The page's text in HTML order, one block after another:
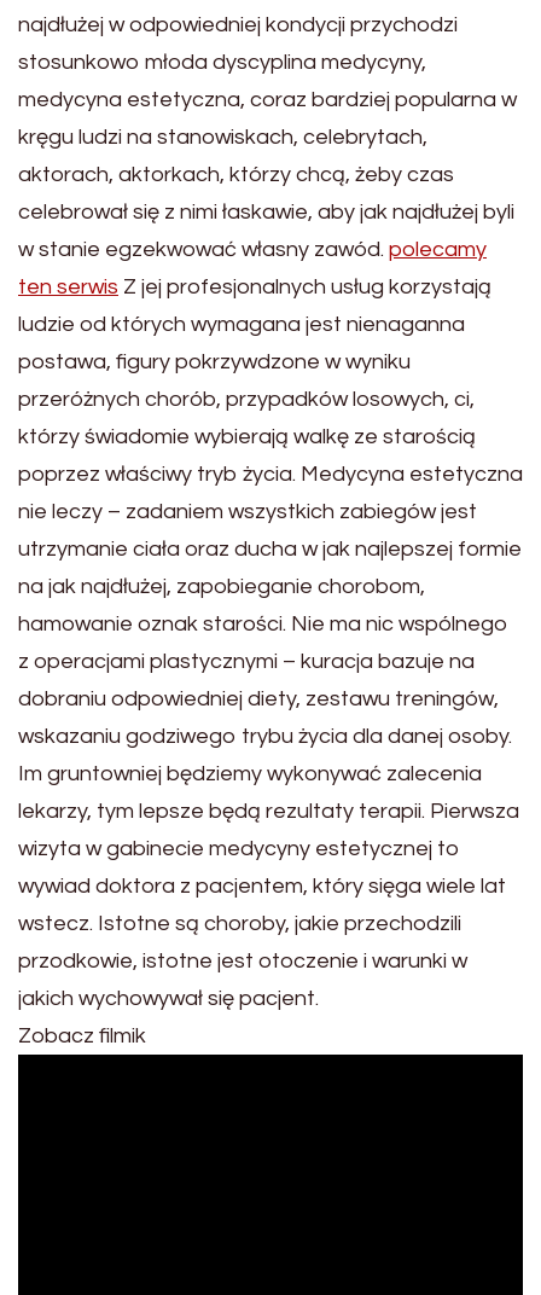
najdłużej w odpowiedniej kondycji przychodzi
stosunkowo młoda dyscyplina medycyny,
medycyna estetyczna, coraz bardziej popularna w
kręgu ludzi na stanowiskach, celebrytach,
aktorach, aktorkach, którzy chcą, żeby czas
celebrował się z nimi łaskawie, aby jak najdłużej byli
w stanie egzekwować własny zawód. polecamy
ten serwis Z jej profesjonalnych usług korzystają
ludzie od których wymagana jest nienaganna
postawa, figury pokrzywdzone w wyniku
przeróżnych chorób, przypadków losowych, ci,
którzy świadomie wybierają walkę ze starością
poprzez właściwy tryb życia. Medycyna estetyczna
nie leczy – zadaniem wszystkich zabiegów jest
utrzymanie ciała oraz ducha w jak najlepszej formie
na jak najdłużej, zapobieganie chorobom,
hamowanie oznak starości. Nie ma nic wspólnego
z operacjami plastycznymi – kuracja bazuje na
dobraniu odpowiedniej diety, zestawu treningów,
wskazaniu godziwego trybu życia dla danej osoby.
Im gruntowniej będziemy wykonywać zalecenia
lekarzy, tym lepsze będą rezultaty terapii. Pierwsza
wizyta w gabinecie medycyny estetycznej to
wywiad doktora z pacjentem, który sięga wiele lat
wstecz. Istotne są choroby, jakie przechodzili
przodkowie, istotne jest otoczenie i warunki w
jakich wychowywał się pacjent.
Zobacz filmik